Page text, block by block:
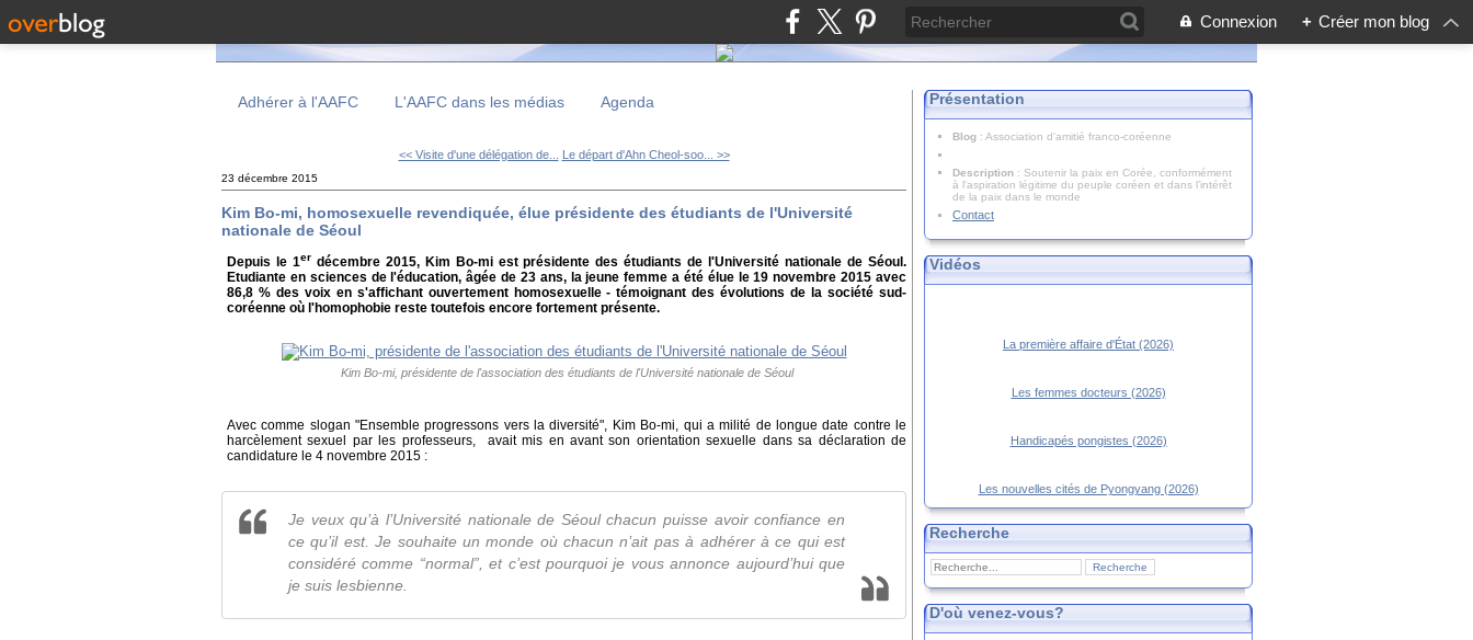
Connexion + Créer mon blog
Adhérer à l'AAFC L'AAFC dans les médias Agenda
<< Visite d'une délégation de... Le départ d'Ahn Cheol-soo... >>
23 décembre 2015
Kim Bo-mi, homosexuelle revendiquée, élue présidente des étudiants de l'Université
nationale de Séoul
Depuis le 1er décembre 2015, Kim Bo-mi est présidente des étudiants de l'Université nationale de Séoul.
Etudiante en sciences de l'éducation, âgée de 23 ans, la jeune femme a été élue le 19 novembre 2015 avec
86,8 % des voix en s'affichant ouvertement homosexuelle - témoignant des évolutions de la société sud-
coréenne où l'homophobie reste toutefois encore fortement présente.
Kim Bo-mi, présidente de l'association des étudiants de l'Université nationale de Séoul
Avec comme slogan "Ensemble progressons vers la diversité", Kim Bo-mi, qui a milité de longue date contre le
harcèlement sexuel par les professeurs, avait mis en avant son orientation sexuelle dans sa déclaration de
candidature le 4 novembre 2015 :
Je veux qu’à l’Université nationale de Séoul chacun puisse avoir confiance en
ce qu’il est. Je souhaite un monde où chacun n’ait pas à adhérer à ce qui est
considéré comme “normal”, et c’est pourquoi je vous annonce aujourd’hui que
je suis lesbienne.
Présentation
Blog : Association d'amitié franco-coréenne
Description : Soutenir la paix en Corée, conformément
à l'aspiration légitime du peuple coréen et dans l’intérêt
de la paix dans le monde
Contact
Vidéos
La première affaire d'État (2026)
Les femmes docteurs (2026)
Handicapés pongistes (2026)
Les nouvelles cités de Pyongyang (2026)
Recherche
D'où venez-vous?